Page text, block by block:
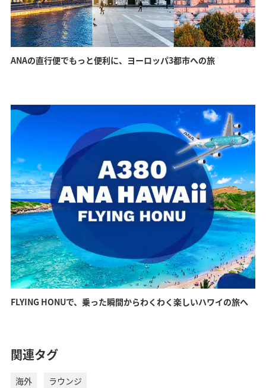
ウィーン ミラノ
詳細はこちら
ストックホルム
美しい自然に彩られた北欧の都
市
イスタンブール
ヨーロッパとアジアにまたがる
魅力溢れる街
ジャカルタ マニラ
詳細はこちら
デリー
インド文化の発信地
シドニー
オーストラリア最大の都市
深圳 香港
詳細はこちら
台北（松山）
食から観光まで様々な魅力があ
る街
ソウル（金浦）
食から文化まで多くの魅力があ
る街
ANAの直行便でもっと便利に、ヨーロッパ3都市への旅
FLYING HONUで、乗った瞬間からわくわく楽しいハワイの旅へ
関連タグ
海外
ラウンジ